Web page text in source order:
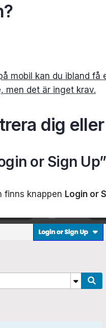
mobil kan du ibland
men det är inget krav.
dig
or Sign Up”
finns knappen Login or